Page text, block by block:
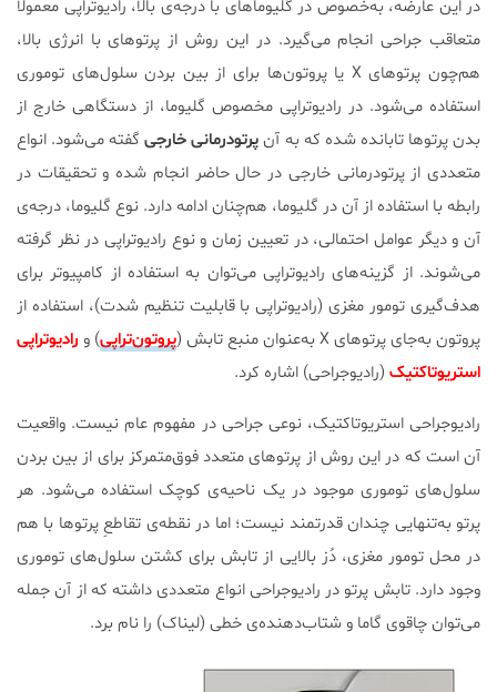
در این عارضه، به‌خصوص در گلیوماهای با درجه‌ی بالا، رادیوتراپی معمولاً
متعاقب جراحی انجام می‌گیرد. در این روش از پرتوهای با انرژی بالا،
هم‌چون پرتوهای X یا پروتون‌ها برای از بین بردن سلول‌های توموری
استفاده می‌شود. در رادیوتراپی مخصوص گلیوما، از دستگاهی خارج از
بدن پرتوها تابانده شده که به آنپرتودرمانی خارجیگفته می‌شود. انواع
متعددی از پرتودرمانی خارجی در حال حاضر انجام شده و تحقیقات در
رابطه با استفاده از آن در گلیوما، هم‌چنان ادامه دارد. نوع گلیوما، درجه‌ی
آن و دیگر عوامل احتمالی، در تعیین زمان و نوع رادیوتراپی در نظر گرفته
می‌شوند. از گزینه‌های رادیوتراپی می‌توان به استفاده از کامپیوتر برای
هدف‌گیری تومور مغزی (رادیوتراپی با قابلیت تنظیم شدت)، استفاده از
پروتون به‌جای پرتوهای X به‌عنوان منبع تابش (
پروتون‌تراپی) و رادیوتراپی
استریوتاکتیک (رادیوجراحی) اشاره کرد.
رادیوجراحی استریوتاکتیک، نوعی جراحی در مفهوم عام نیست. واقعیت
آن است که در این روش از پرتوهای متعدد فوق‌متمرکز برای از بین بردن
سلول‌های توموری موجود در یک ناحیه‌ی کوچک استفاده می‌شود. هر
پرتو به‌تنهایی چندان قدرتمند نیست؛ اما در نقطه‌ی تقاطعِ پرتوها با هم
در محل تومور مغزی، دُز بالایی از تابش برای کشتن سلول‌های توموری
وجود دارد. تابش پرتو در رادیوجراحی انواع متعددی داشته که از آن جمله
می‌توان چاقوی گاما و شتاب‌دهنده‌ی خطی (لیناک) را نام برد.